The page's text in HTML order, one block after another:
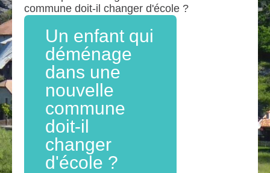
commune doit-il changer d'école ?
Un enfant qui
déménage
dans une
nouvelle
commune
doit-il
changer
d'école ?